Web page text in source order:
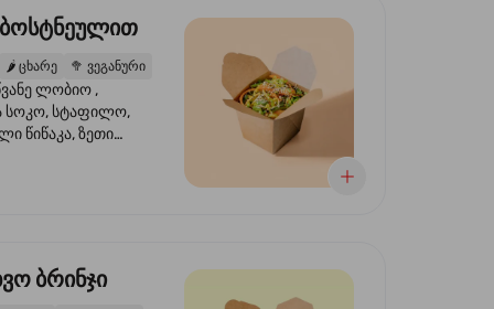
🌶️ ცხარე 🥦 ვეგანური
ლობიო ,
სოკო, სტაფილო,
წიწაკა, ზეთი
ბრინჯი